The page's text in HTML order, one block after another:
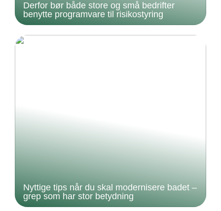
Derfor bør både store og små bedrifter
benytte programvare til risikostyring
Nyttige tips når du skal modernisere badet –
grep som har stor betydning